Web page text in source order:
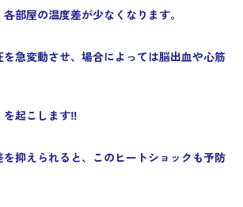
部屋の温度差が少なくなります。
急変動させ、 場合によっては脳出血や心筋
を起こします‼
抑えられると、 このヒートショックも予防